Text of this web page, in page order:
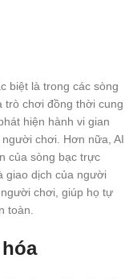
biệt là trong các sòng
trò chơi đồng thời cung
hiện hành vi gian
người chơi. Hơn nữa, AI
của sòng bạc trực
giao dịch của người
chơi, giúp họ tự
toàn.